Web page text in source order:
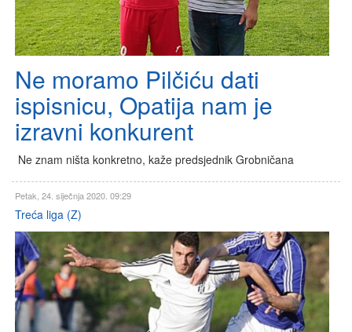
Ne moramo Pilčiću dati
ispisnicu, Opatija nam je
izravni konkurent
Ne znam ništa konkretno, kaže predsjednik Grobničana
Petak, 24. siječnja 2020. 09:29
Treća liga (Z)